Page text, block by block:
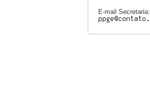
E-mail Secretaria: